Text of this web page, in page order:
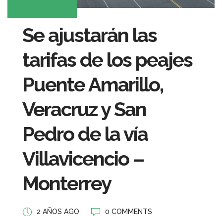
Se ajustarán las
tarifas de los peajes
Puente Amarillo,
Veracruz y San
Pedro de la vía
Villavicencio –
Monterrey
2 AÑOS AGO 0 COMMENTS